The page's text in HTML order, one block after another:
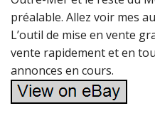
préalable. Allez voir mes
L’outil de mise en vente
vente rapidement et en
annonces en cours.